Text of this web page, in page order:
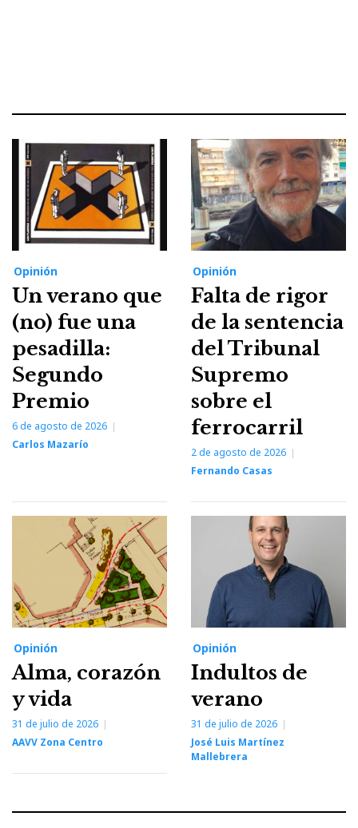
Opinión
Un verano que
(no) fue una
pesadilla:
Segundo
Premio
6 de agosto de 2026
Carlos Mazarío
Opinión
Falta de rigor
de la sentencia
del Tribunal
Supremo
sobre el
ferrocarril
2 de agosto de 2026
Fernando Casas
Opinión
Alma, corazón
y vida
31 de julio de 2026
AAVV Zona Centro
Opinión
Indultos de
verano
31 de julio de 2026
José Luis Martínez
Mallebrera